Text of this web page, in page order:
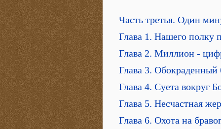
Часть третья. Один
Глава 1. Нашего полку
Глава 2. Миллион -
Глава 3. Обокраденный
Глава 4. Суета вокруг
Глава 5. Несчастная
Глава 6. Охота на